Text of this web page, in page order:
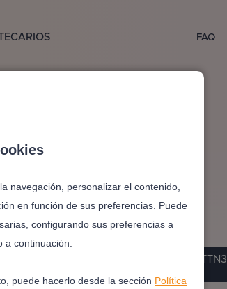
navegación, personalizar el contenido,
en función de sus preferencias. Puede
configurando sus preferencias a
continuación.
puede hacerlo desde la sección Política
FAQ
HOME.NOT_FOUND.BTTN3